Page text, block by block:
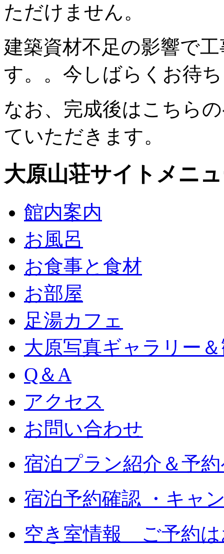
ただけません。
建築資材不足の影響で
す。。今しばらくお待
なお、完成後はこちら
ていただきます。
大原山荘サイトメニ
館内案内
お風呂
お食事と食材
お部屋
足湯カフェ
大原写真ギャラリー
Q＆A
アクセス
お問い合わせ
宿泊プラン紹介＆予
宿泊予約確認 ・キャ
空き室情報 ご予約は